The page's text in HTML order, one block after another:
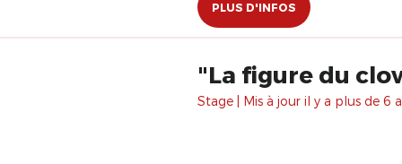
PLUS D'INFOS
"La figure du
Stage | Mis à jour il y a plus de 6